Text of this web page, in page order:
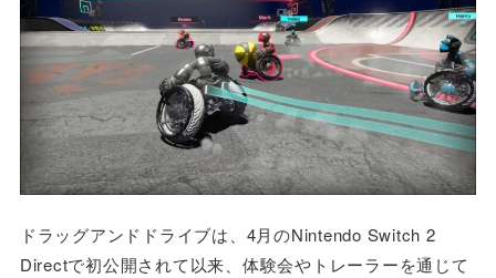
ドラッグアンドドライブは、4月のNintendo Switch 2
Directで初公開されて以来、体験会やトレーラーを通じて